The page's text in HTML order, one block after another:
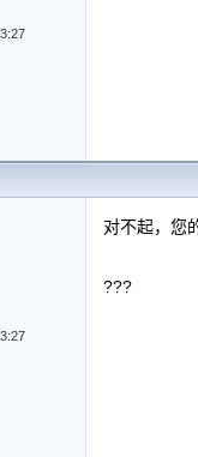
对不起，您
???